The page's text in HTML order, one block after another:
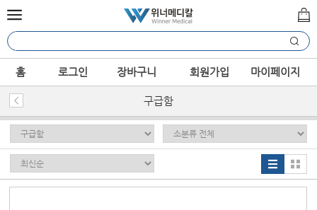
홈 로그인 장바구니 회원가입 마이페이지
구급함